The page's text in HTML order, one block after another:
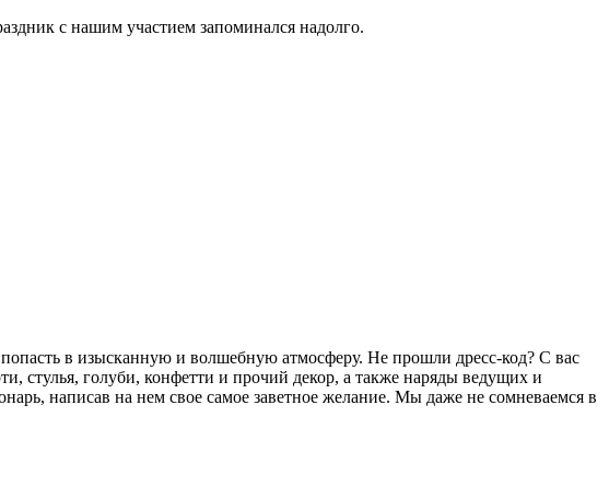
с нашим участием запоминался надолго.
в изысканную и волшебную атмосферу. Не прошли дресс-код? С вас
стулья, голуби, конфетти и прочий декор, а также наряды ведущих и
написав на нем свое самое заветное желание. Мы даже не сомневаемся в